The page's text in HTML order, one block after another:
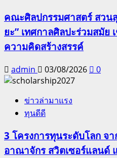
คณะศิลปกรรมศาสตร์ สว
ยะ” เทศกาลศิลปะร่วมสมัย
ความคิดสร้างสรรค์
admin 03/08/2026 0
ข่าวล่ามาแรง
ทุนดีดี
3 โครงการทุนระดับโลก จ
อาณาจักร สวิตเซอร์แลนด์